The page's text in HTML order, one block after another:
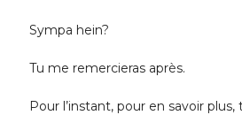
Sympa hein?
Tu me remercieras après.
Pour l’instant, pour en savoir